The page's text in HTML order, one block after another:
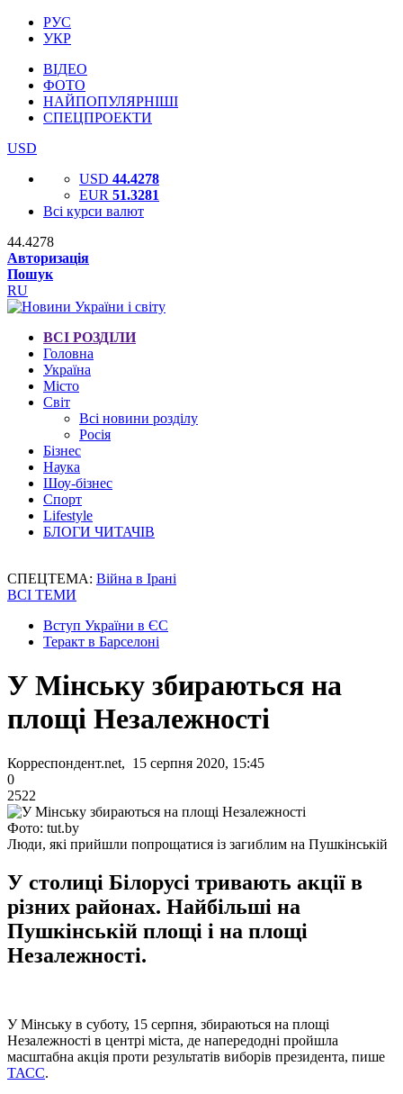
РУС
УКР
ВІДЕО
ФОТО
НАЙПОПУЛЯРНІШІ
СПЕЦПРОЕКТИ
USD
USD 44.4278
EUR 51.3281
Всі курси валют
44.4278
Авторизація
Пошук
RU
ВСІ РОЗДІЛИ
Головна
Україна
Місто
Світ
Всі новини розділу
Росія
Бізнес
Наука
Шоу-бізнес
Спорт
Lifestyle
БЛОГИ ЧИТАЧІВ
СПЕЦТЕМА: Війна в Ірані
ВСІ ТЕМИ
Вступ України в ЄС
Теракт в Барселоні
У Мінську збираються на
площі Незалежності
Корреспондент.net, 15 серпня 2020, 15:45
0
2522
Фото: tut.by
Люди, які прийшли попрощатися із загиблим на Пушкінській
У столиці Білорусі тривають акції в
різних районах. Найбільші на
Пушкінській площі і на площі
Незалежності.
У Мінську в суботу, 15 серпня, збираються на площі
Незалежності в центрі міста, де напередодні пройшла
масштабна акція проти результатів виборів президента, пише
ТАСС.